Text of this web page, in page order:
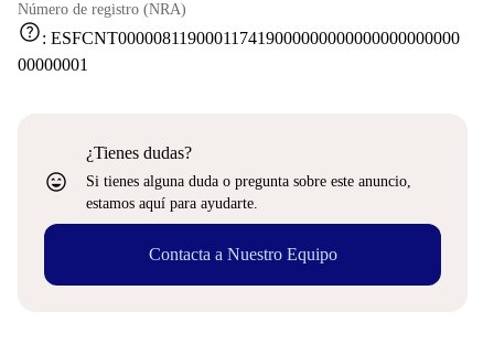
Número de registro (NRA)
help: ESFCNT000008119000117419000000000000000000000
00000001
sentiment_very_satisfied
¿Tienes dudas?
Si tienes alguna duda o pregunta sobre este anuncio,
estamos aquí para ayudarte.
Contacta a Nuestro Equipo